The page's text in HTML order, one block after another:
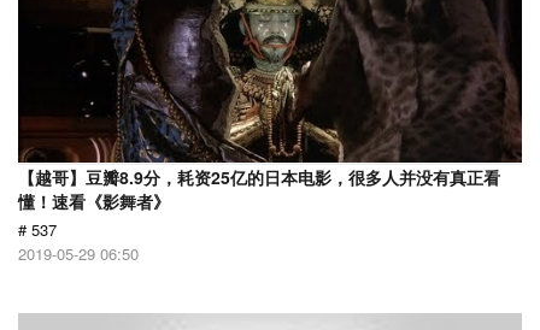
【越哥】豆瓣8.9分，耗资25亿的日本电影，很多人并没有真正看
懂！速看《影舞者》
# 537
2019-05-29 06:50